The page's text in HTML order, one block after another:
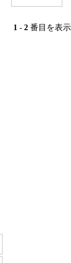
1 - 2 番目を表